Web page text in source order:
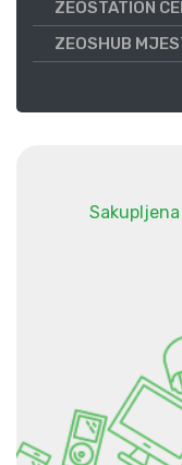
ZEOSTATION
ZEOSHUB